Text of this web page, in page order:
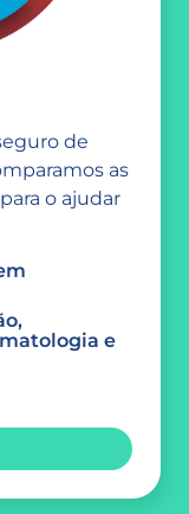
de
as
o ajudar
e